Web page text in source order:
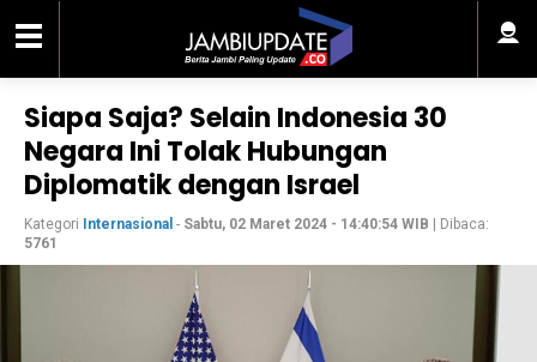
Siapa Saja? Selain Indonesia 30
Negara Ini Tolak Hubungan
Diplomatik dengan Israel
Kategori Internasional - Sabtu, 02 Maret 2024 - 14:40:54 WIB | Dibaca:
5761